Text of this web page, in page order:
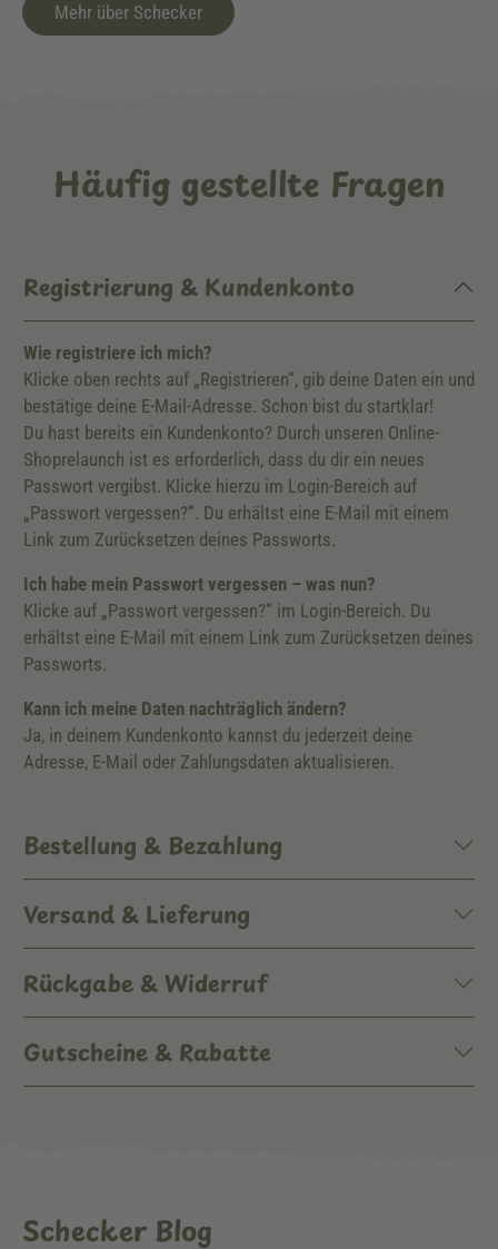
Mehr über Schecker
Häufig gestellte Fragen
Registrierung & Kundenkonto
Wie registriere ich mich?
Klicke oben rechts auf „Registrieren“, gib deine Daten ein und
bestätige deine E-Mail-Adresse. Schon bist du startklar!
Du hast bereits ein Kundenkonto? Durch unseren Online-
Shoprelaunch ist es erforderlich, dass du dir ein neues
Passwort vergibst. Klicke hierzu im Login-Bereich auf
„Passwort vergessen?“. Du erhältst eine E-Mail mit einem
Link zum Zurücksetzen deines Passworts.
Ich habe mein Passwort vergessen – was nun?
Klicke auf „Passwort vergessen?“ im Login-Bereich. Du
erhältst eine E-Mail mit einem Link zum Zurücksetzen deines
Passworts.
Kann ich meine Daten nachträglich ändern?
Ja, in deinem Kundenkonto kannst du jederzeit deine
Adresse, E-Mail oder Zahlungsdaten aktualisieren.
Bestellung & Bezahlung
Versand & Lieferung
Rückgabe & Widerruf
Gutscheine & Rabatte
Schecker Blog